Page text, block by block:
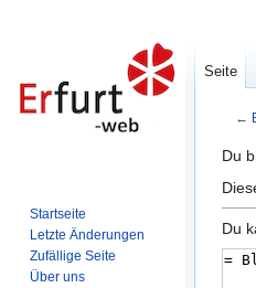
←
Zur
Zur
Suche
Du
Du
Seite
Startseite
Letzte Änderungen
Zufällige Seite
Über uns